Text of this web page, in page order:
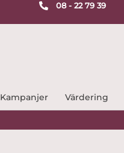
08 - 22 79 39
Kampanjer Värdering